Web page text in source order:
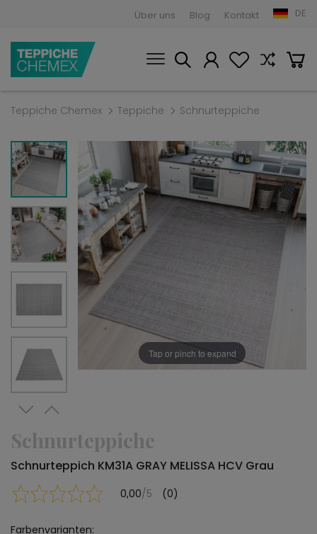
Über uns Blog Kontakt DE
Teppiche Chemex Teppiche Schnurteppiche
Tap or pinch to expand
Schnurteppiche
Schnurteppich KM31A GRAY MELISSA HCV Grau
0,00/5 (0)
Farbenvarianten: